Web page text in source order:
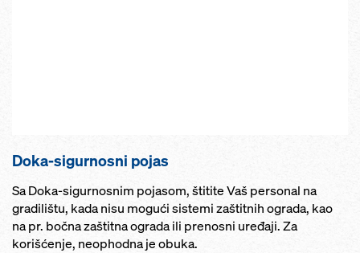
Doka-sigurnosni pojas
Sa Doka-sigurnosnim pojasom, štitite Vaš personal na
gradilištu, kada nisu mogući sistemi zaštitnih ograda, kao
na pr. bočna zaštitna ograda ili prenosni uređaji. Za
korišćenje, neophodna je obuka.